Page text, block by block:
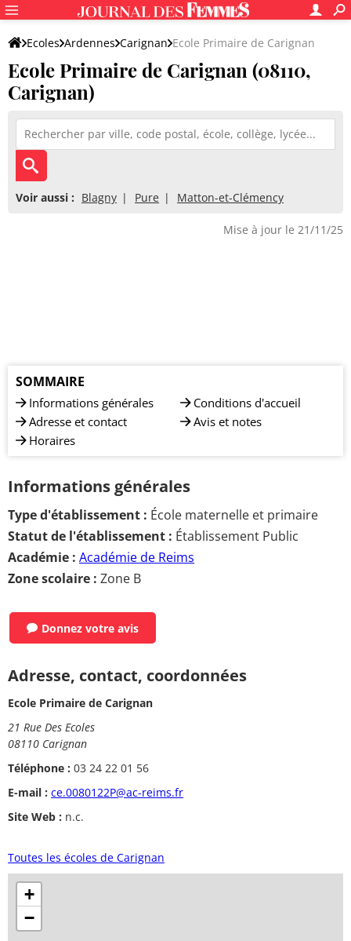
Ecoles Ardennes Carignan Ecole Primaire de Carignan
Ecole Primaire de Carignan (08110,
Carignan)
Voir aussi : Blagny Pure Matton-et-Clémency
Mise à jour le 21/11/25
SOMMAIRE
Informations générales
Adresse et contact
Horaires
Conditions d'accueil
Avis et notes
Informations générales
Type d'établissement : École maternelle et primaire
Statut de l'établissement : Établissement Public
Académie : Académie de Reims
Zone scolaire : Zone B
Donnez votre avis
Adresse, contact, coordonnées
Ecole Primaire de Carignan
21 Rue Des Ecoles
08110 Carignan
Téléphone : 03 24 22 01 56
E-mail : ce.0080122P@ac-reims.fr
Site Web : n.c.
Toutes les écoles de Carignan
+
−